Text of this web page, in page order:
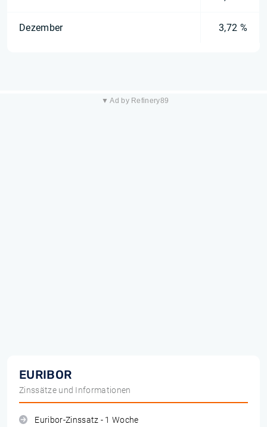
Dezember 3,72 %
▼ Ad by Refinery89
EURIBOR
Zinssätze und Informationen
Euribor-Zinssatz - 1 Woche